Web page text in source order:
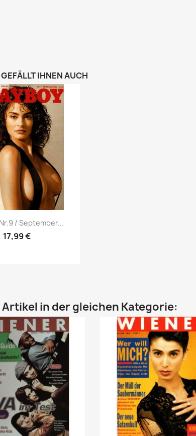
IHNEN AUCH
Vorschau
/ September...
17,99 €
Artikel in der gleichen Kategorie: